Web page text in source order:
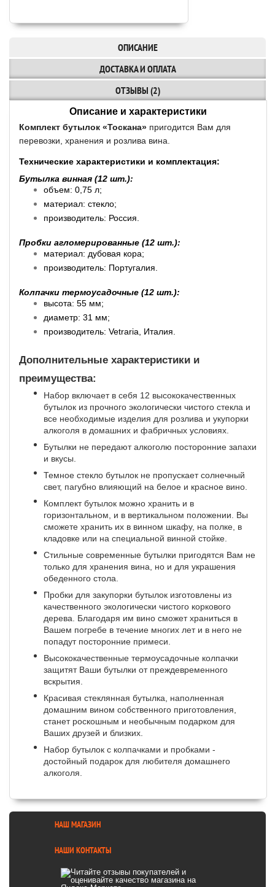
ОПИСАНИЕ
ДОСТАВКА И ОПЛАТА
ОТЗЫВЫ (2)
Описание и характеристики
Комплект бутылок «Тоскана» пригодится Вам для
перевозки, хранения и розлива вина.
Технические характеристики и комплектация:
Бутылка винная (12 шт.):
объем: 0,75 л;
материал: стекло;
производитель: Россия.
Пробки агломерированные (12 шт.):
материал: дубовая кора;
производитель: Португалия.
Колпачки термоусадочные (12 шт.):
высота: 55 мм;
диаметр: 31 мм;
производитель: Vetraria, Италия.
Дополнительные характеристики и
преимущества:
Набор включает в себя 12 высококачественных
бутылок из прочного экологически чистого стекла и
все необходимые изделия для розлива и укупорки
алкоголя в домашних и фабричных условиях.
Бутылки не передают алкоголю посторонние запахи
и вкусы.
Темное стекло бутылок не пропускает солнечный
свет, пагубно влияющий на белое и красное вино.
Комплект бутылок можно хранить и в
горизонтальном, и в вертикальном положении. Вы
сможете хранить их в винном шкафу, на полке, в
кладовке или на специальной винной стойке.
Стильные современные бутылки пригодятся Вам не
только для хранения вина, но и для украшения
обеденного стола.
Пробки для закупорки бутылок изготовлены из
качественного экологически чистого коркового
дерева. Благодаря им вино сможет храниться в
Вашем погребе в течение многих лет и в него не
попадут посторонние примеси.
Высококачественные термоусадочные колпачки
защитят Ваши бутылки от преждевременного
вскрытия.
Красивая стеклянная бутылка, наполненная
домашним вином собственного приготовления,
станет роскошным и необычным подарком для
Ваших друзей и близких.
Набор бутылок с колпачками и пробками -
достойный подарок для любителя домашнего
алкоголя.
НАШ МАГАЗИН
НАШИ КОНТАКТЫ